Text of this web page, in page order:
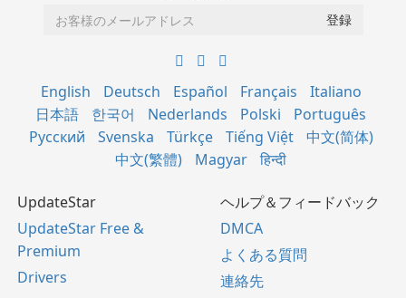
English Deutsch Español Français
Italiano
日本語
한국어 Nederlands Polski
Português
Русский
Svenska Türkçe Tiếng Việt
中文(简体)
中文(繁體)
Magyar हिन्दी
UpdateStar
UpdateStar Free &
Premium
Drivers
ヘルプ＆フィードバック
DMCA
よくある質問
連絡先